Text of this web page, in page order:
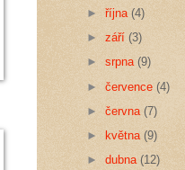
►října(4)
►září (3)
►srpna(9)
►července (4)
►června(7)
►
května (9)
►dubna(12)